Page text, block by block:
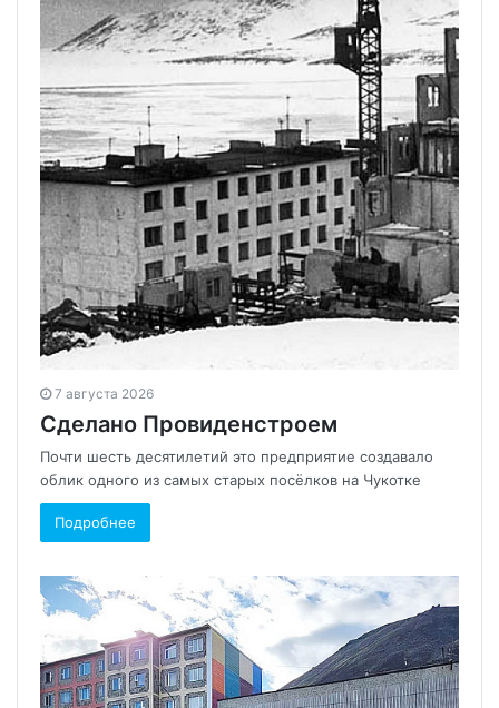
7 августа 2026
Сделано Провиденстроем
Почти шесть десятилетий это предприятие создавало
облик одного из самых старых посёлков на Чукотке
Подробнее